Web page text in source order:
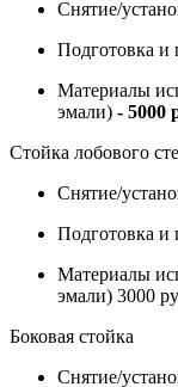
Снятие/
Подготовка и
Материалы
эмали) - 5000
Стойка лобового
Снятие/
Подготовка и
Материалы
эмали) 3000
Боковая стойка
Снятие/